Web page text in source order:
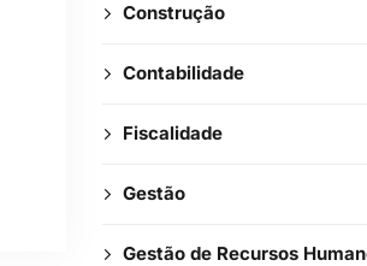
Construção
Contabilidade
Fiscalidade
Gestão
Gestão de Recursos